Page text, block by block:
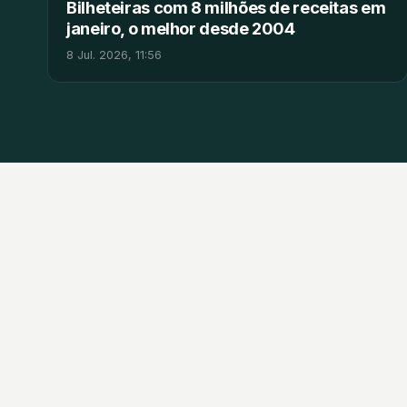
Bilheteiras com 8 milhões de receitas em
janeiro, o melhor desde 2004
8 Jul. 2026, 11:56